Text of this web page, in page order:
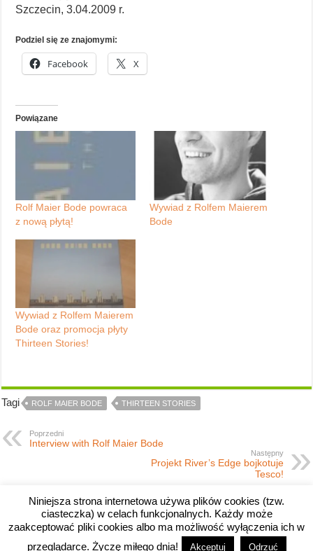
Szczecin, 3.04.2009 r.
Podziel się ze znajomymi:
Facebook X
Powiązane
Rolf Maier Bode powraca
z nową płytą!
Wywiad z Rolfem Maierem
Bode
Wywiad z Rolfem Maierem
Bode oraz promocja płyty
Thirteen Stories!
Tagi ROLF MAIER BODE THIRTEEN STORIES
Poprzedni
Interview with Rolf Maier Bode
Następny
Projekt River’s Edge bojkotuje
Tesco!
Copyright © 2008-2026 River's Edge.
Niniejsza strona internetowa używa plików cookies (tzw.
ciasteczka) w celach funkcjonalnych. Każdy może
zaakceptować pliki cookies albo ma możliwość wyłączenia ich w
przeglądarce. Życzę miłego dnia!
Akceptuj Odrzuć